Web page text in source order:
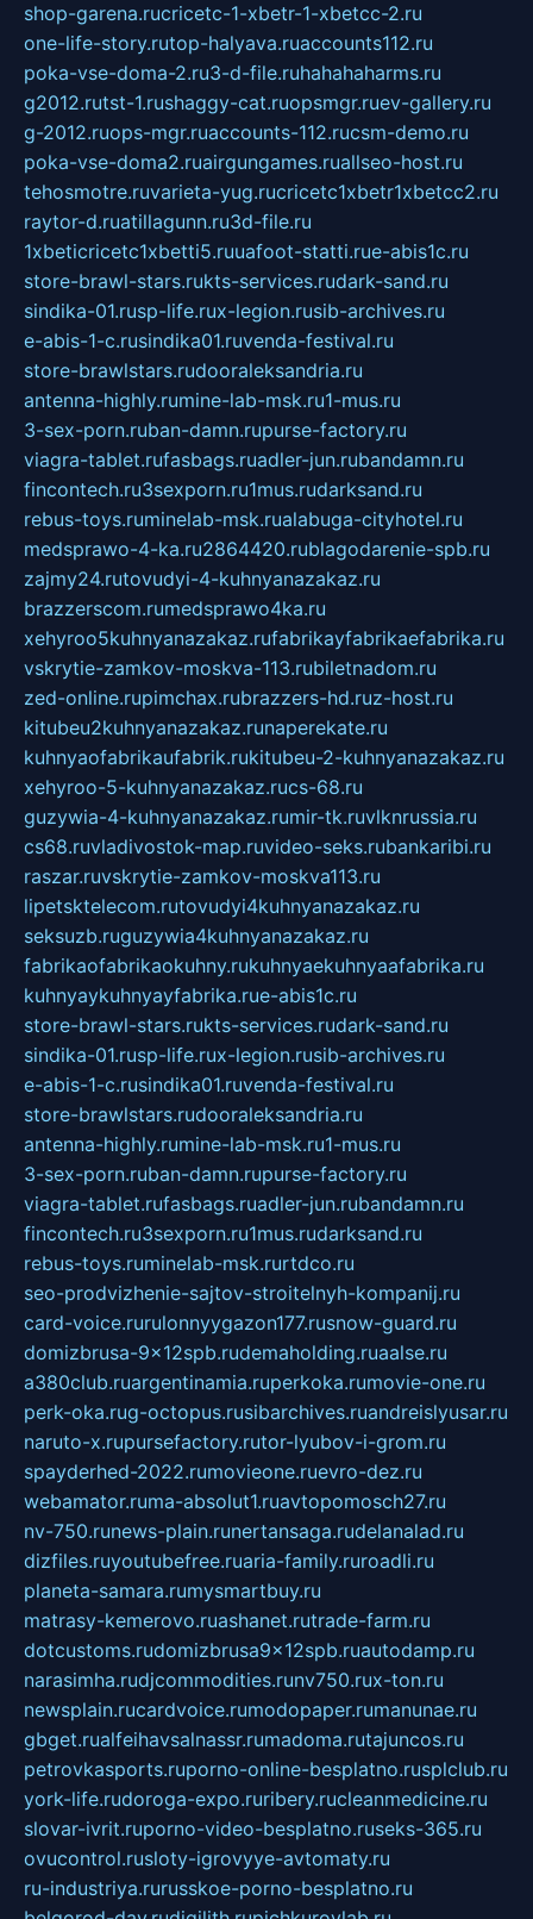
shop-garena.rucricetc-1-xbetr-1-xbetcc-2.ru
one-life-story.rutop-halyava.ruaccounts112.ru
poka-vse-doma-2.ru3-d-file.ruhahahaharms.ru
g2012.rutst-1.rushaggy-cat.ruopsmgr.ruev-gallery.ru
g-2012.ruops-mgr.ruaccounts-112.rucsm-demo.ru
poka-vse-doma2.ruairgungames.ruallseo-host.ru
tehosmotre.ruvarieta-yug.rucricetc1xbetr1xbetcc2.ru
raytor-d.ruatillagunn.ru3d-file.ru
1xbeticricetc1xbetti5.ruuafoot-statti.rue-abis1c.ru
store-brawl-stars.rukts-services.rudark-sand.ru
sindika-01.rusp-life.rux-legion.rusib-archives.ru
e-abis-1-c.rusindika01.ruvenda-festival.ru
store-brawlstars.rudooraleksandria.ru
antenna-highly.rumine-lab-msk.ru1-mus.ru
3-sex-porn.ruban-damn.rupurse-factory.ru
viagra-tablet.rufasbags.ruadler-jun.rubandamn.ru
fincontech.ru3sexporn.ru1mus.rudarksand.ru
rebus-toys.ruminelab-msk.rualabuga-cityhotel.ru
medsprawo-4-ka.ru2864420.rublagodarenie-spb.ru
zajmy24.rutovudyi-4-kuhnyanazakaz.ru
brazzerscom.rumedsprawo4ka.ru
xehyroo5kuhnyanazakaz.rufabrikayfabrikaefabrika.ru
vskrytie-zamkov-moskva-113.rubiletnadom.ru
zed-online.rupimchax.rubrazzers-hd.ruz-host.ru
kitubeu2kuhnyanazakaz.runaperekate.ru
kuhnyaofabrikaufabrik.rukitubeu-2-kuhnyanazakaz.ru
xehyroo-5-kuhnyanazakaz.rucs-68.ru
guzywia-4-kuhnyanazakaz.rumir-tk.ruvlknrussia.ru
cs68.ruvladivostok-map.ruvideo-seks.rubankaribi.ru
raszar.ruvskrytie-zamkov-moskva113.ru
lipetsktelecom.rutovudyi4kuhnyanazakaz.ru
seksuzb.ruguzywia4kuhnyanazakaz.ru
fabrikaofabrikaokuhny.rukuhnyaekuhnyaafabrika.ru
kuhnyaykuhnyayfabrika.rue-abis1c.ru
store-brawl-stars.rukts-services.rudark-sand.ru
sindika-01.rusp-life.rux-legion.rusib-archives.ru
e-abis-1-c.rusindika01.ruvenda-festival.ru
store-brawlstars.rudooraleksandria.ru
antenna-highly.rumine-lab-msk.ru1-mus.ru
3-sex-porn.ruban-damn.rupurse-factory.ru
viagra-tablet.rufasbags.ruadler-jun.rubandamn.ru
fincontech.ru3sexporn.ru1mus.rudarksand.ru
rebus-toys.ruminelab-msk.rurtdco.ru
seo-prodvizhenie-sajtov-stroitelnyh-kompanij.ru
card-voice.rurulonnyygazon177.rusnow-guard.ru
domizbrusa-9x12spb.rudemaholding.ruaalse.ru
a380club.ruargentinamia.ruperkoka.rumovie-one.ru
perk-oka.rug-octopus.rusibarchives.ruandreislyusar.ru
naruto-x.rupursefactory.rutor-lyubov-i-grom.ru
spayderhed-2022.rumovieone.ruevro-dez.ru
webamator.ruma-absolut1.ruavtopomosch27.ru
nv-750.runews-plain.runertansaga.rudelanalad.ru
dizfiles.ruyoutubefree.ruaria-family.ruroadli.ru
planeta-samara.rumysmartbuy.ru
matrasy-kemerovo.ruashanet.rutrade-farm.ru
dotcustoms.rudomizbrusa9x12spb.ruautodamp.ru
narasimha.rudjcommodities.runv750.rux-ton.ru
newsplain.rucardvoice.rumodopaper.rumanunae.ru
gbget.rualfeihavsalnassr.rumadoma.rutajuncos.ru
petrovkasports.ruporno-online-besplatno.rusplclub.ru
york-life.rudoroga-expo.ruribery.rucleanmedicine.ru
slovar-ivrit.ruporno-video-besplatno.ruseks-365.ru
ovucontrol.rusloty-igrovyye-avtomaty.ru
ru-industriya.rurusskoe-porno-besplatno.ru